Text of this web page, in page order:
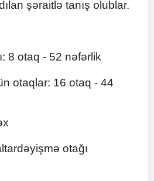
şəraitlə tanış olublar.
8 otaq - 52 nəfərlik
otaqlar: 16 otaq - 44
otağı